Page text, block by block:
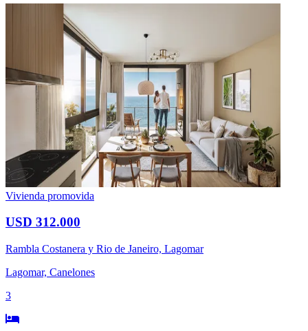
Vivienda promovida
USD 312.000
Rambla Costanera y Rio de Janeiro, Lagomar
Lagomar, Canelones
3